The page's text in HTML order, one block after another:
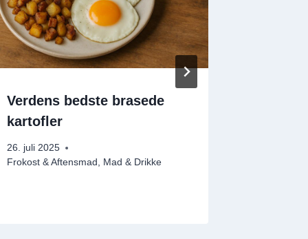
Verdens bedste brasede
kartofler
26. juli 2025
Frokost & Aftensmad , Mad & Drikke